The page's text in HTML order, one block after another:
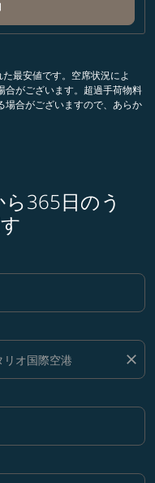
最安値です。空席状況によ
合がございます。超過手荷物料
場合がございますので、あらか
365日のう
close